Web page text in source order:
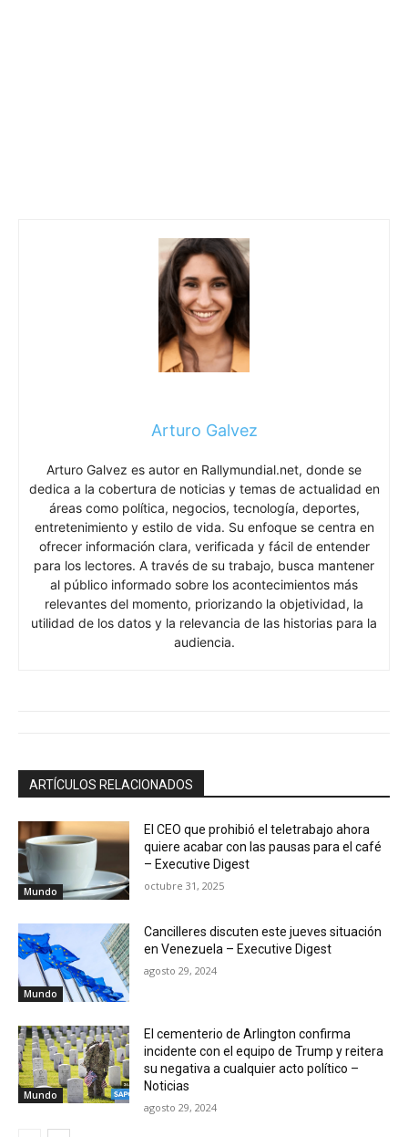
Arturo Galvez
Arturo Galvez es autor en Rallymundial.net, donde se
dedica a la cobertura de noticias y temas de actualidad en
áreas como política, negocios, tecnología, deportes,
entretenimiento y estilo de vida. Su enfoque se centra en
ofrecer información clara, verificada y fácil de entender
para los lectores. A través de su trabajo, busca mantener
al público informado sobre los acontecimientos más
relevantes del momento, priorizando la objetividad, la
utilidad de los datos y la relevancia de las historias para la
audiencia.
ARTÍCULOS RELACIONADOS
Mundo
El CEO que prohibió el teletrabajo ahora
quiere acabar con las pausas para el café
– Executive Digest
octubre 31, 2025
Mundo
Cancilleres discuten este jueves situación
en Venezuela – Executive Digest
agosto 29, 2024
Mundo
El cementerio de Arlington confirma
incidente con el equipo de Trump y reitera
su negativa a cualquier acto político –
Noticias
agosto 29, 2024